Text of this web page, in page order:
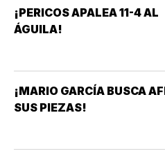
¡PERICOS APALEA 11-4 AL
ÁGUILA!
¡MARIO GARCÍA BUSCA
SUS PIEZAS!